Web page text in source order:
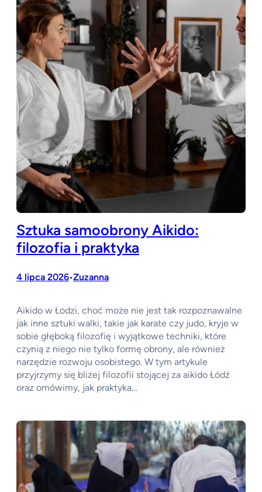
Sztuka samoobrony Aikido:
filozofia i praktyka
4 lipca 2026•Zuzanna
Aikido w Łodzi, choć może nie jest tak rozpoznawalne
jak inne sztuki walki, takie jak karate czy judo, kryje w
sobie głęboką filozofię i wyjątkowe techniki, które
czynią z niego nie tylko formę obrony, ale również
narzędzie rozwoju osobistego. W tym artykule
przyjrzymy się bliżej filozofii stojącej za aikido Łódź
oraz omówimy, jak praktyka…